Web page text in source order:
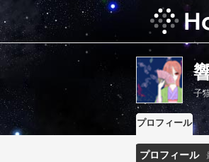
子
プロフィール
プロフィール